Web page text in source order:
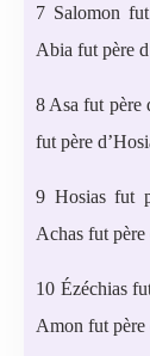
7 Salomon
Abia fut père
8 Asa fut père
fut père
9 Hosias fut
Achas fut père
10 Ézéchias
Amon fut père